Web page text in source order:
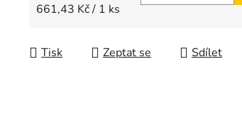
Měrná cena:
661,43 Kč / 1 ks
Tisk Zeptat se Sdílet